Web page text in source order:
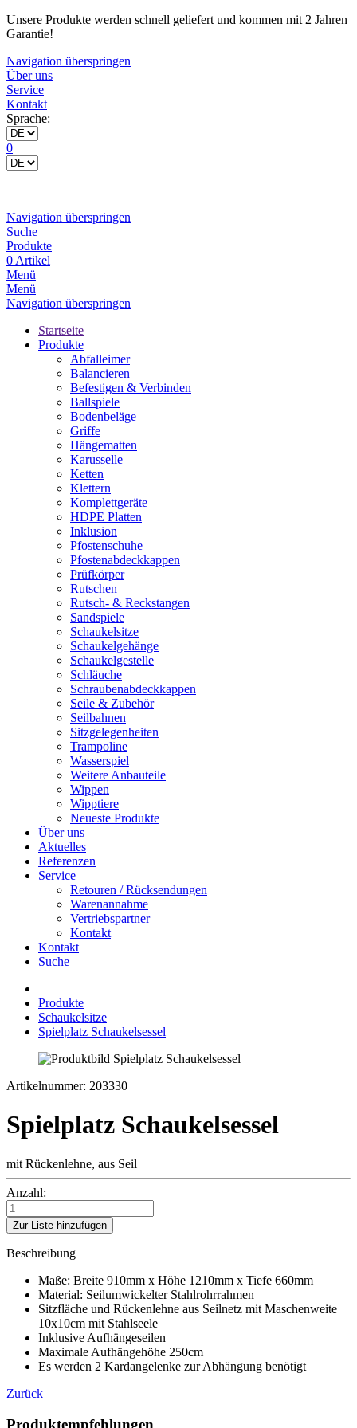
Unsere Produkte werden schnell geliefert und kommen mit 2 Jahren
Garantie!
Navigation überspringen
Über uns
Service
Kontakt
Sprache:
0
Navigation überspringen
Suche
Produkte
0 Artikel
Menü
Menü
Navigation überspringen
Startseite
Produkte
Abfalleimer
Balancieren
Befestigen & Verbinden
Ballspiele
Bodenbeläge
Griffe
Hängematten
Karusselle
Ketten
Klettern
Komplettgeräte
HDPE Platten
Inklusion
Pfostenschuhe
Pfostenabdeckkappen
Prüfkörper
Rutschen
Rutsch- & Reckstangen
Sandspiele
Schaukelsitze
Schaukelgehänge
Schaukelgestelle
Schläuche
Schraubenabdeckkappen
Seile & Zubehör
Seilbahnen
Sitzgelegenheiten
Trampoline
Wasserspiel
Weitere Anbauteile
Wippen
Wipptiere
Neueste Produkte
Über uns
Aktuelles
Referenzen
Service
Retouren / Rücksendungen
Warenannahme
Vertriebspartner
Kontakt
Kontakt
Suche
Produkte
Schaukelsitze
Spielplatz Schaukelsessel
Artikelnummer: 203330
Spielplatz Schaukelsessel
mit Rückenlehne, aus Seil
Anzahl:
Zur Liste hinzufügen
Beschreibung
Maße: Breite 910mm x Höhe 1210mm x Tiefe 660mm
Material: Seilumwickelter Stahlrohrrahmen
Sitzfläche und Rückenlehne aus Seilnetz mit Maschenweite
10x10cm mit Stahlseele
Inklusive Aufhängeseilen
Maximale Aufhängehöhe 250cm
Es werden 2 Kardangelenke zur Abhängung benötigt
Zurück
Produktempfehlungen